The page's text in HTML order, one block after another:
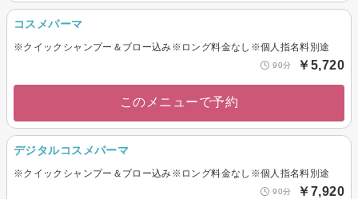
コスメパーマ
※クイックシャンプー＆ブロー込み※ロング料金なし※個人指名料別途
90分 ￥5,720
このメニューで予約
デジタルコスメパーマ
※クイックシャンプー＆ブロー込み※ロング料金なし※個人指名料別途
90分 ￥7,920